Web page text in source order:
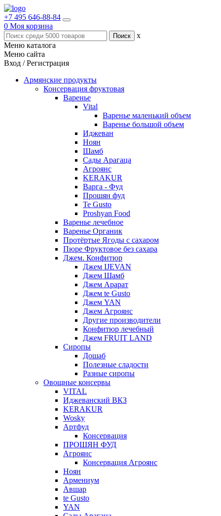
+7 495 646-88-84
0 Моя корзина
x
Меню каталога
Меню сайта
Вход / Регистрация
Армянские продукты
Консервация фруктовая
Варенье
Vital
Варенье маленький объем
Варенье большой объем
Иджеван
Ноян
Шамб
Сады Арагаца
Агроянс
KERAKUR
Варга - Фуд
Прошян фуд
Te Gusto
Proshyan Food
Варенье лечебное
Варенье Органик
Протёртые Ягоды с сахаром
Пюре Фруктовое без сахара
Джем. Конфитюр
Джем IJEVAN
Джем Шамб
Джем Арарат
Джем te Gusto
Джем YAN
Джем Агроянс
Другие производители
Конфитюр лечебный
Джем FRUIT LAND
Сиропы
Дошаб
Полезные сладости
Разные сиропы
Овощные консервы
VITAL
Иджеванский ВКЗ
KERAKUR
Wosky
Артфуд
Консервация
ПРОШЯН ФУД
Агроянс
Консервация Агроянс
Ноян
Армениум
Авшар
te Gusto
YAN